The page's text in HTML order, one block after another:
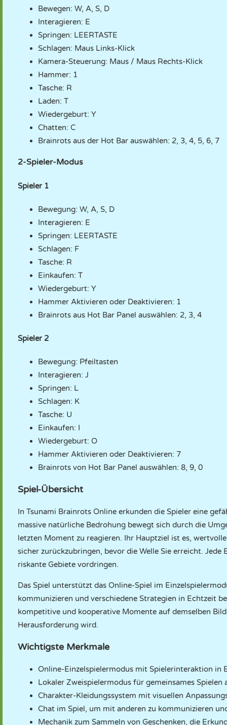
Bewegen: W, A, S, D
Interagieren: E
Springen: LEERTASTE
Schlagen: Maus Links-Klick
Kamera-Steuerung: Maus / Maus Rechts-Klick
Hammer: 1
Tasche: R
Laden: T
Wiedergeburt: Y
Chatten: C
Brainrots aus der Hot Bar auswählen: 2, 3, 4, 5, 6, 7
2-Spieler-Modus
Spieler 1
Bewegung: W, A, S, D
Interagieren: E
Springen: LEERTASTE
Schlagen: F
Tasche: R
Einkaufen: T
Wiedergeburt: Y
Hammer Aktivieren oder Deaktivieren: 1
Brainrots aus Hot Bar Panel auswählen: 2, 3, 4
Spieler 2
Bewegung: Pfeiltasten
Interagieren: J
Springen: L
Schlagen: K
Tasche: U
Einkaufen: I
Wiedergeburt: O
Hammer Aktivieren oder Deaktivieren: 7
Brainrots von Hot Bar Panel auswählen: 8, 9, 0
Spiel-Übersicht
In Tsunami Brainrots Online erkunden die Spieler eine
massive natürliche Bedrohung bewegt sich durch die
letzten Moment zu reagieren. Ihr Hauptziel ist es,
sicher zurückzubringen, bevor die Welle Sie erreicht.
riskante Gebiete vordringen.
Das Spiel unterstützt das Online-Spiel im
kommunizieren und verschiedene Strategien in Echtzeit
kompetitive und kooperative Momente auf demselben
Herausforderung wird.
Wichtigste Merkmale
Online-Einzelspielermodus mit Spielerinteraktion in
Lokaler Zweispielermodus für gemeinsames Spielen
Charakter-Kleidungssystem mit visuellen
Chat im Spiel, um mit anderen zu kommunizieren
Mechanik zum Sammeln von Geschenken, die